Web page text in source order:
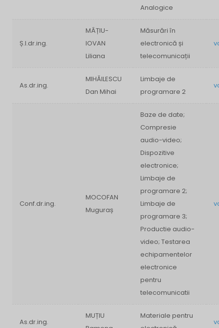
Analogice
Ș.l.dr.ing.
MÂȚIU-
IOVAN
Liliana
Măsurări în
electronică și
telecomunicații
As.dr.ing.
MIHĂILESCU
Dan Mihai
Limbaje de
programare 2
Conf.dr.ing.
MOCOFAN
Muguraș
Baze de date;
Compresie
audio-video;
Dispozitive
electronice;
Limbaje de
programare 2;
Limbaje de
programare 3;
Productie audio-
video; Testarea
echipamentelor
electronice
pentru
telecomunicatii
As.dr.ing.
MUȚIU
Materiale pentru